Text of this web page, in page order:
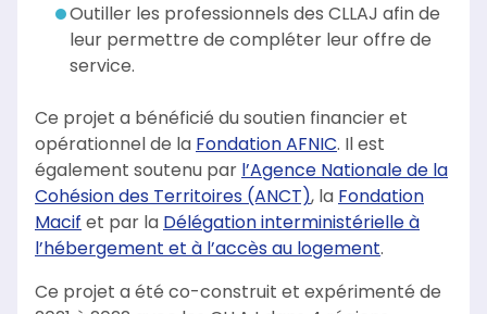
Outiller les professionnels des CLLAJ afin de
leur permettre de compléter leur offre de
service.
Ce projet a bénéficié du soutien financier et
opérationnel de la Fondation AFNIC. Il est
également soutenu par l’Agence Nationale de la
Cohésion des Territoires (ANCT), la Fondation
Macif et par la Délégation interministérielle à
l’hébergement et à l’accès au logement.
Ce projet a été co-construit et expérimenté de